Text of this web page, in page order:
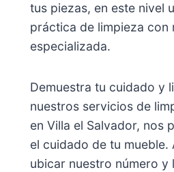
tus piezas, en este nivel
práctica de limpieza con
especializada.
Demuestra tu cuidado y
nuestros servicios de
en Villa el Salvador, nos
el cuidado de tu mueble.
ubicar nuestro número y